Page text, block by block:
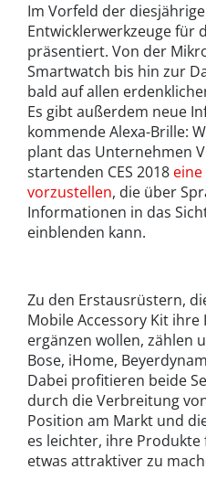
Im Vorfeld der
Entwicklerwerkzeuge für
präsentiert. Von der
Smartwatch bis hin zur
bald auf allen
Es gibt außerdem neue
kommende Alexa-Brille:
plant das Unternehmen
startenden CES 2018
vorzustellen, die über
Informationen in das
einblenden kann.
Zu den Erstausrüstern,
Mobile Accessory Kit
ergänzen wollen, zählen
Bose, iHome,
Dabei profitieren beide
durch die Verbreitung
Position am Markt und
es leichter, ihre
etwas attraktiver zu